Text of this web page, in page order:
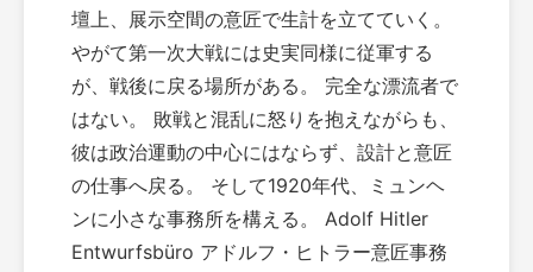
壇上、展示空間の意匠で生計を立てていく。
やがて第一次大戦には史実同様に従軍する
が、戦後に戻る場所がある。 完全な漂流者で
はない。 敗戦と混乱に怒りを抱えながらも、
彼は政治運動の中心にはならず、設計と意匠
の仕事へ戻る。 そして1920年代、ミュンヘ
ンに小さな事務所を構える。 Adolf Hitler
Entwurfsbüro アドルフ・ヒトラー意匠事務